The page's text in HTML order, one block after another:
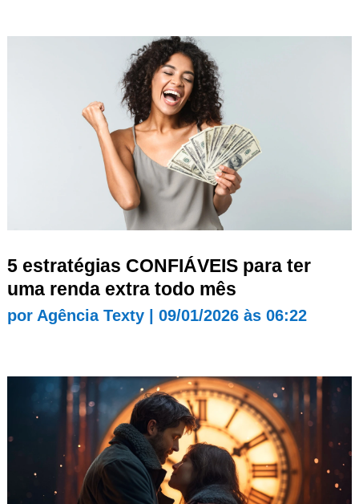
5 estratégias CONFIÁVEIS para ter
uma renda extra todo mês
por Agência Texty| 09/01/2026 às 06:22